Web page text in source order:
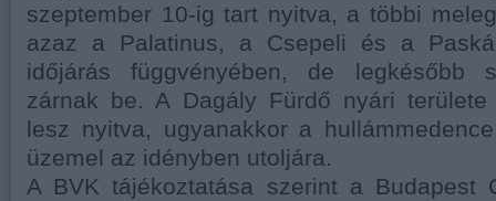
szeptember 10-ig tart nyitva, a többi
azaz a Palatinus, a Csepeli és a
időjárás függvényében, de legkésőbb
zárnak be. A Dagály Fürdő nyári területe
lesz nyitva, ugyanakkor a
üzemel az idényben utoljára.
A BVK tájékoztatása szerint a Budapest